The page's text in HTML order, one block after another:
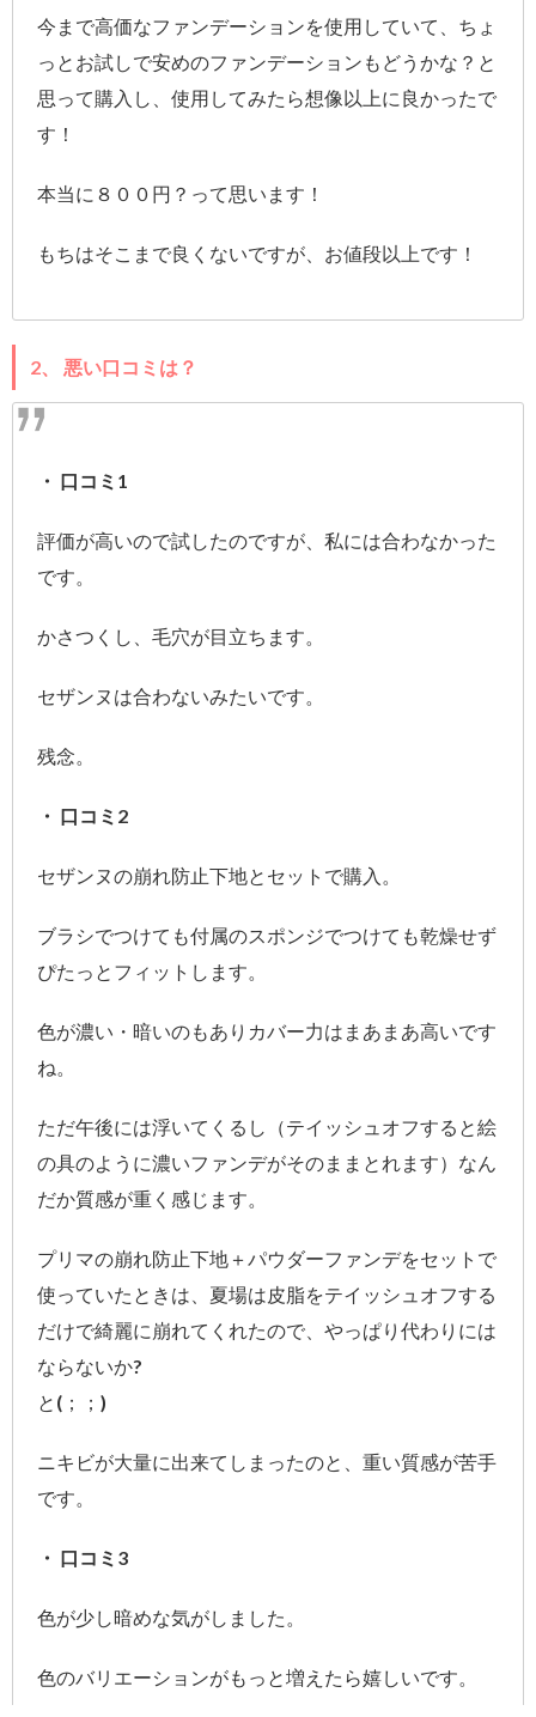
今まで高価なファンデーションを使用していて、ちょ
っとお試しで安めのファンデーションもどうかな？と
思って購入し、使用してみたら想像以上に良かったで
す！
本当に８００円？って思います！
もちはそこまで良くないですが、お値段以上です！
2、 悪い口コミは？
・ 口コミ1
評価が高いので試したのですが、私には合わなかった
です。
かさつくし、毛穴が目立ちます。
セザンヌは合わないみたいです。
残念。
・ 口コミ2
セザンヌの崩れ防止下地とセットで購入。
ブラシでつけても付属のスポンジでつけても乾燥せず
ぴたっとフィットします。
色が濃い・暗いのもありカバー力はまあまあ高いです
ね。
ただ午後には浮いてくるし（テイッシュオフすると絵
の具のように濃いファンデがそのままとれます）なん
だか質感が重く感じます。
プリマの崩れ防止下地＋パウダーファンデをセットで
使っていたときは、夏場は皮脂をテイッシュオフする
だけで綺麗に崩れてくれたので、やっぱり代わりには
ならないか?
と(；；)
ニキビが大量に出来てしまったのと、重い質感が苦手
です。
・ 口コミ3
色が少し暗めな気がしました。
色のバリエーションがもっと増えたら嬉しいです。